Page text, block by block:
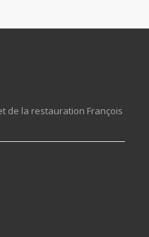
de la restauration François